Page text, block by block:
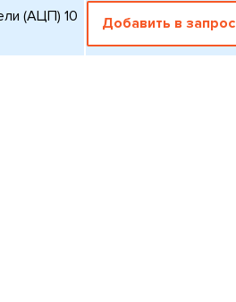
(АЦП) 10
Добавить в запрос